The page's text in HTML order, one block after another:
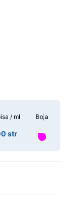
/ ml
str
Boja